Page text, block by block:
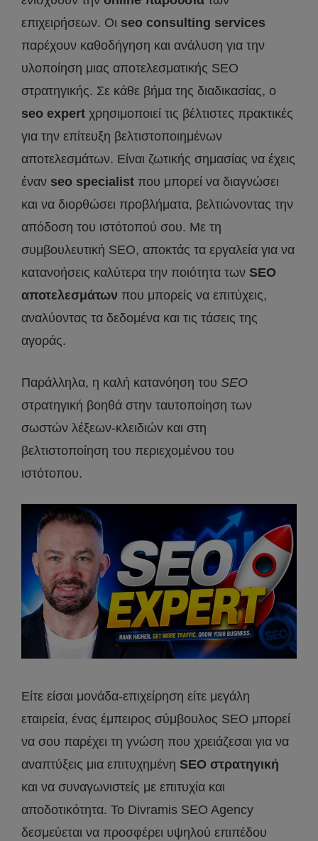
επιχειρήσεων. Οι seo consulting services
παρέχουν καθοδήγηση και ανάλυση για την
υλοποίηση μιας αποτελεσματικής SEO
στρατηγικής. Σε κάθε βήμα της διαδικασίας, ο
seo expert χρησιμοποιεί τις βέλτιστες πρακτικές
για την επίτευξη βελτιστοποιημένων
αποτελεσμάτων. Είναι ζωτικής σημασίας να έχεις
έναν seo specialist που μπορεί να διαγνώσει
και να διορθώσει προβλήματα, βελτιώνοντας την
απόδοση του ιστότοπού σου. Με τη
συμβουλευτική SEO, αποκτάς τα εργαλεία για να
κατανοήσεις καλύτερα την ποιότητα των SEO
αποτελεσμάτων που μπορείς να επιτύχεις,
αναλύοντας τα δεδομένα και τις τάσεις της
αγοράς.
Παράλληλα, η καλή κατανόηση του SEO
στρατηγική βοηθά στην ταυτοποίηση των
σωστών λέξεων-κλειδιών και στη
βελτιστοποίηση του περιεχομένου του
ιστότοπου.
Είτε είσαι μονάδα-επιχείρηση είτε μεγάλη
εταιρεία, ένας έμπειρος σύμβουλος SEO μπορεί
να σου παρέχει τη γνώση που χρειάζεσαι για να
αναπτύξεις μια επιτυχημένη SEO στρατηγική
και να συναγωνιστείς με επιτυχία και
αποδοτικότητα. Το Divramis SEO Agency
δεσμεύεται να προσφέρει υψηλού επιπέδου